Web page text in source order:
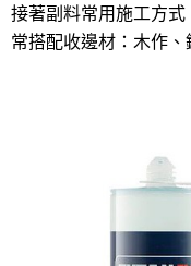
接著副料常用施工方
常搭配收邊材：木作、